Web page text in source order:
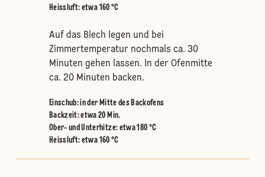
Heissluft: etwa 160 °C
Auf das Blech legen und bei
Zimmertemperatur nochmals ca. 30
Minuten gehen lassen. In der Ofenmitte
ca. 20 Minuten backen.
Einschub:in der Mitte des Backofens
Backzeit: etwa 20 Min.
Ober- und Unterhitze: etwa 180 °C
Heissluft: etwa 160 °C